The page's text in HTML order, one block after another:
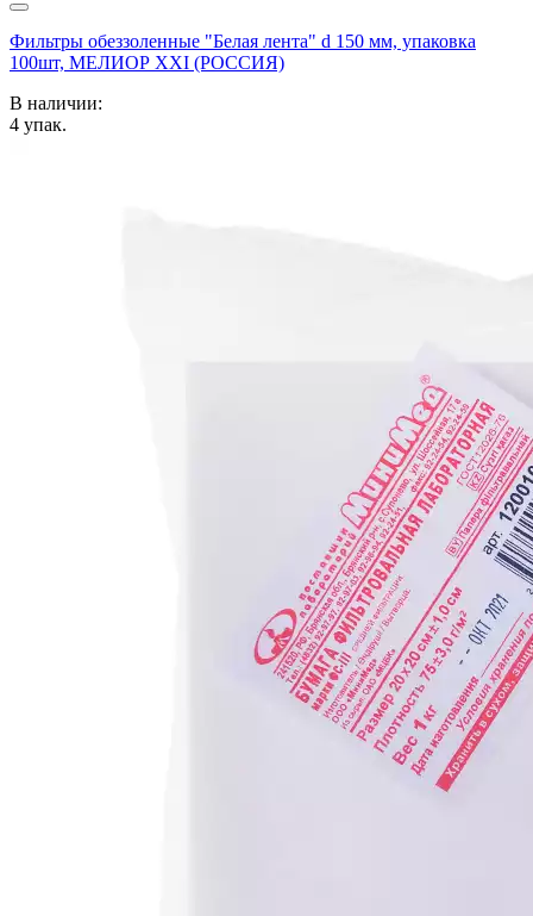
Фильтры обеззоленные "Белая лента" d 150 мм, упаковка
100шт, МЕЛИОР XXI (РОССИЯ)
В наличии:
4 упак.